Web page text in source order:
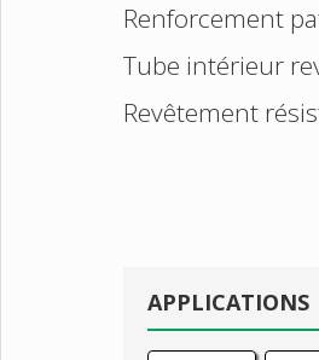
Renforcement
Tube intérieur
Revêtement
APPLICATIONS